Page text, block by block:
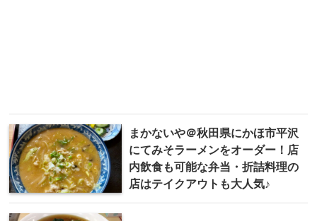
まかないや＠秋田県にかほ市平沢
にてみそラーメンをオーダー！店
内飲食も可能な弁当・折詰料理の
店はテイクアウトも大人気♪